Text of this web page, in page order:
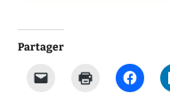
Partager